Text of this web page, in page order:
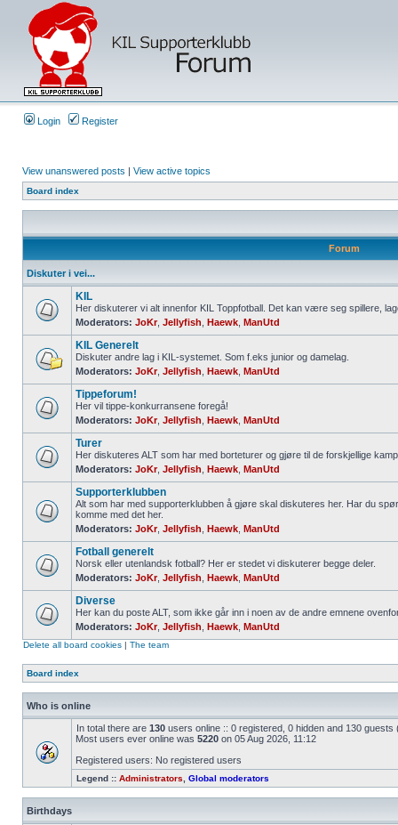
Login Register
View unanswered posts | View active topics
Board index
Forum
Diskuter i vei...
KIL
Her diskuterer vi alt innenfor KIL Toppfotball. Det kan være seg spillere,
Moderators: JoKr, Jellyfish Haewk ManUtd
KIL Generelt
Diskuter andre lag i KIL-systemet. Som f.eks junior og damelag.
Moderators: JoKr, Jellyfish Haewk ManUtd
Tippeforum!
Her vil tippe-konkurransene foregå!
Moderators: JoKr, Jellyfish Haewk ManUtd
Turer
Her diskuteres ALT som har med borteturer og gjøre til de forskjellige
Moderators: JoKr, Jellyfish Haewk ManUtd
Supporterklubben
Alt som har med supporterklubben å gjøre skal diskuteres her. Har du
komme med det her.
Moderators: JoKr, Jellyfish Haewk ManUtd
Fotball generelt
Norsk eller utenlandsk fotball? Her er stedet vi diskuterer begge deler.
Moderators: JoKr, Jellyfish Haewk ManUtd
Diverse
Her kan du poste ALT, som ikke går inn i noen av de andre emnene
Moderators: JoKr, Jellyfish Haewk ManUtd
Delete all board cookies | The team
Board index
Who is online
In total there are 130 users online :: 0 registered, 0 hidden and 130
Most users ever online was 5220 on 05 Aug 2026, 11:12
Registered users: No registered users
Legend :: Administrators Global moderators
Birthdays